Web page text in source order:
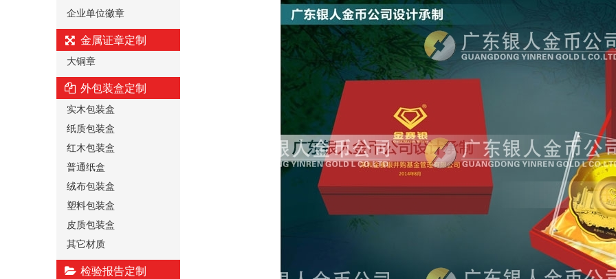
企业单位徽章
金属证章定制
大铜章
外包装盒定制
实木包装盒
纸质包装盒
红木包装盒
普通纸盒
绒布包装盒
塑料包装盒
皮质包装盒
其它材质
检验报告定制